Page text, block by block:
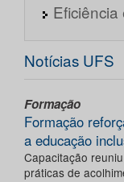
Notícias UFS
Formação
Formação
a educação
Capacitação
práticas de